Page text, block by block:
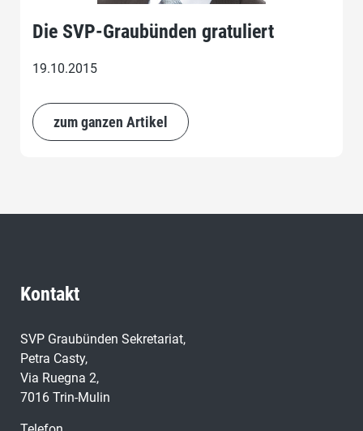
Die SVP-Graubünden gratuliert
19.10.2015
zum ganzen Artikel
Kontakt
SVP Graubünden Sekretariat,
Petra Casty,
Via Ruegna 2,
7016 Trin-Mulin